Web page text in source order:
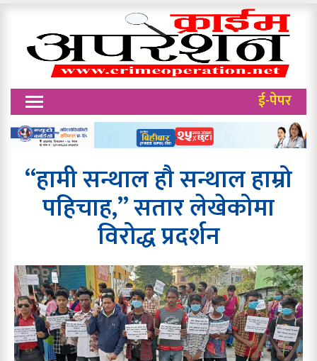
ई-पेपर
“हामी सन्थाल हौ सन्थाल हाम्रो
पहिचाह,” सतार लेखेकोमा
विरोद्ध प्रदर्शन